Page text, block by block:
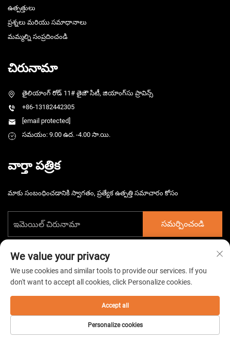
ఉత్పత్తులు
ప్రశ్నలు మరియు సమాధానాలు
మమ్మల్ని సంప్రదించండి
చిరునామా
తైలియాంగ్ రోడ్ 11# తైజౌ సిటీ, జియాంగ్‌సు ప్రావిన్స్
+86-13182442305
[email protected]
సమయం: 9.00 ఉద. -4.00 సా.యి.
వార్తా పత్రిక
మాకు సంబంధించడానికి స్వాగతం, ప్రత్యేక ఉత్పత్తి సమాచారం కోసం
సమర్పించండి
కాపీరైట్ © 2026 చైనా తైజౌ హార్స్‌మార్గ్ ఎలక్ట్రోమెకానికల్ కం. లిమిటెడ్. అన్ని
హక్కులు పొందుపరచబడినవి. -
We value your privacy
We use cookies and similar tools to provide our services. If you
don't want to accept all cookies, click Personalize cookies.
Personalize cookies
Accept all